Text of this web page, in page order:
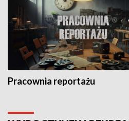
Pracownia reportażu